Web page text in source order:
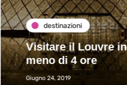
destinazioni
Visitare il Louvre in
meno di 4 ore
Giugno 24, 2019